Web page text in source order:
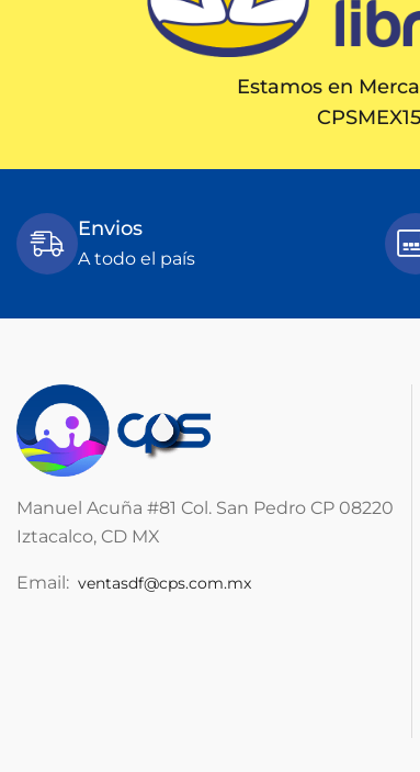
Estamos en
CPSMEX15
Envios
A todo el país
Manuel Acuña #81 Col. San Pedro CP 08220
Iztacalco, CD MX
Email: ventasdf@cps.com.mx